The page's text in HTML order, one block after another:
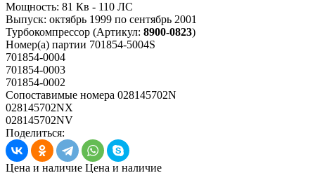
Мощность: 81 Кв - 110 ЛС
Выпуск: октябрь 1999 по сентябрь 2001
Турбокомпрессор (Артикул: 8900-0823)
Номер(а) партии 701854-5004S
701854-0004
701854-0003
701854-0002
Сопоставимые номера 028145702N
028145702NX
028145702NV
Поделиться:
Цена и наличие Цена и наличие